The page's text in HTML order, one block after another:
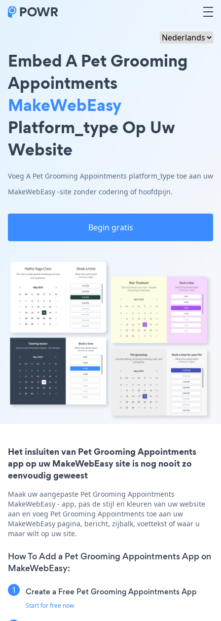
Embed A Pet Grooming
Appointments
MakeWebEasy
Platform_type Op Uw
Website
Voeg A Pet Grooming Appointments platform_type toe aan uw
MakeWebEasy -site zonder codering of hoofdpijn.
Begin gratis
Het insluiten van Pet Grooming Appointments
app op uw MakeWebEasy site is nog nooit zo
eenvoudig geweest
Maak uw aangepaste Pet Grooming Appointments
MakeWebEasy - app, pas de stijl en kleuren van uw website
aan en voeg Pet Grooming Appointments toe aan uw
MakeWebEasy pagina, bericht, zijbalk, voettekst of waar u
maar wilt op uw site.
How To Add a Pet Grooming Appointments App on
MakeWebEasy:
Create a Free Pet Grooming Appointments App
Start for free now